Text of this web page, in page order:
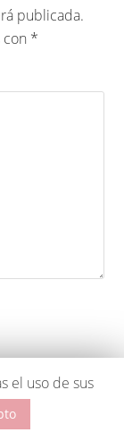
publicada.
*
el uso de sus